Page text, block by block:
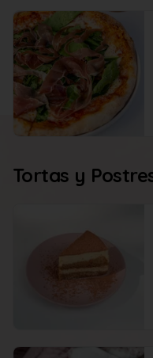
Tortas y